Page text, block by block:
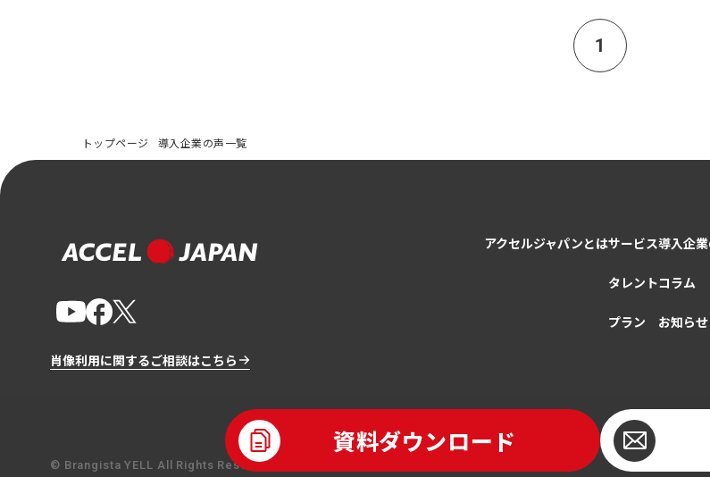
1
トップページ 導入企業の声一覧
資料ダウンロード
肖像利用に関するご相談はこちら
アクセルジャパンとはサービス
タレント
プラン
導入企
コラム
お知らせ
© Brangista YELL All Rights Reserved.